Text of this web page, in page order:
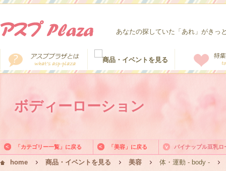
あなたの探していた「あれ」がきっ
ボディーローション
「カテゴリー一覧」に戻る 「美容」に戻る パイナップル豆乳ロ
home 商品・イベントを見る 美容 体・運動 - body -